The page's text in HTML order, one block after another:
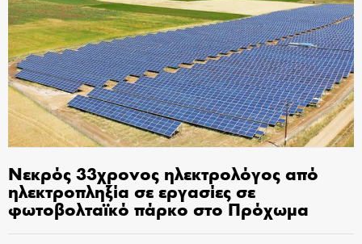
Νεκρός 33χρονος ηλεκτρολόγος από
ηλεκτροπληξία σε εργασίες σε
φωτοβολταϊκό πάρκο στο Πρόχωμα